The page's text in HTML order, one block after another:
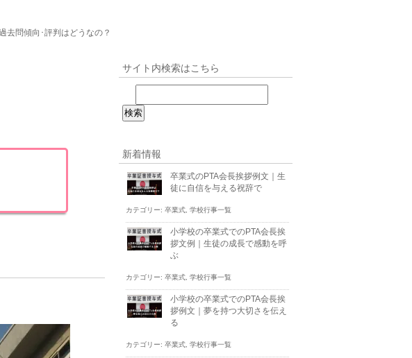
去問傾向･評判はどうなの？
サイト内検索はこちら
新着情報
卒業式のPTA会長挨拶例文｜生
徒に自信を与える祝辞で
カテゴリー: 卒業式 学校行事一覧
小学校の卒業式でのPTA会長挨
拶文例｜生徒の成長で感動を呼
ぶ
カテゴリー: 卒業式 学校行事一覧
小学校の卒業式でのPTA会長挨
拶例文｜夢を持つ大切さを伝え
る
カテゴリー: 卒業式 学校行事一覧